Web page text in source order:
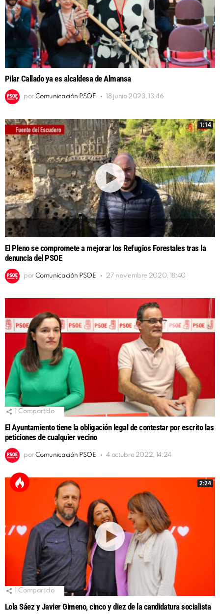
Pilar Callado ya es alcaldesa de Almansa
por Comunicación PSOE 18 junio 2023, 13:46
1:14
El Pleno se compromete a mejorar los Refugios Forestales tras la
denuncia del PSOE
por Comunicación PSOE 27 noviembre 2020, 18:40
Compartido
El Ayuntamiento tiene la obligación legal de contestar por escrito las
peticiones de cualquier vecino
por Comunicación PSOE 4 octubre 2022, 14:24
2:24
Compartido
Lola Sáez y Javier Gimeno, cinco y diez de la candidatura socialista